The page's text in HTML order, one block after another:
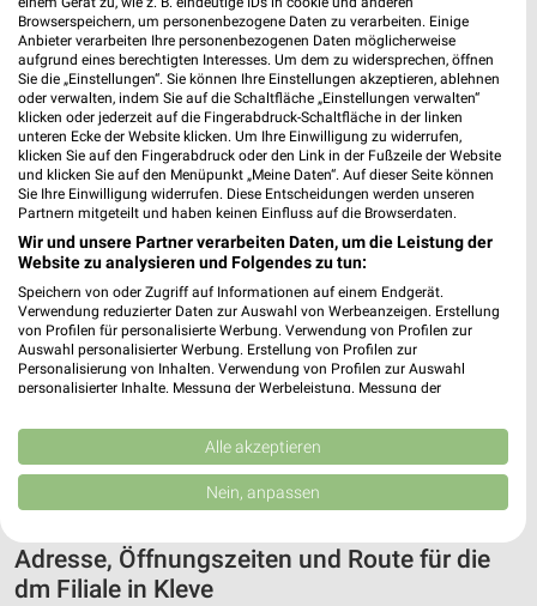
47533 Kleve
Heute 08:00 - 20:00 Uhr | Geschlossen
2,33 km
Adresse, Öffnungszeiten und Route für die
dm Filiale in Kleve
Browserspeichern, um personenbezogene Daten zu verarbeiten. Einige
Anbieter verarbeiten Ihre personenbezogenen Daten möglicherweise
aufgrund eines berechtigten Interesses. Um dem zu widersprechen, öffnen
Sie die „Einstellungen“. Sie können Ihre Einstellungen akzeptieren, ablehnen
oder verwalten, indem Sie auf die Schaltfläche „Einstellungen verwalten“
klicken oder jederzeit auf die Fingerabdruck-Schaltfläche in der linken
unteren Ecke der Website klicken. Um Ihre Einwilligung zu widerrufen,
klicken Sie auf den Fingerabdruck oder den Link in der Fußzeile der Website
und klicken Sie auf den Menüpunkt „Meine Daten“. Auf dieser Seite können
Sie Ihre Einwilligung widerrufen. Diese Entscheidungen werden unseren
Partnern mitgeteilt und haben keinen Einfluss auf die Browserdaten.
Wir und unsere Partner verarbeiten Daten, um die Leistung der
Website zu analysieren und Folgendes zu tun:
Speichern von oder Zugriff auf Informationen auf einem Endgerät.
Verwendung reduzierter Daten zur Auswahl von Werbeanzeigen. Erstellung
von Profilen für personalisierte Werbung. Verwendung von Profilen zur
Auswahl personalisierter Werbung. Erstellung von Profilen zur
Personalisierung von Inhalten. Verwendung von Profilen zur Auswahl
personalisierter Inhalte. Messung der Werbeleistung. Messung der
Kombinationen von Daten aus verschiedenen Quellen. Entwicklung und
Verbesserung der Angebote. Verwendung reduzierter Daten zur Auswahl
von Inhalten.
Daten können außerhalb der Europäischen Union weitergegeben und in die
USA gesendet werden.
Website/App.
Partnerliste anzeigen (1 IAB-Anbieter)
Alle akzeptieren
Nein, anpassen